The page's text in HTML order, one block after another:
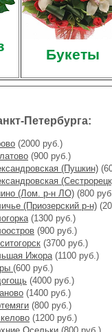
Букеты
Петербурга:
(2000 руб.)
(900 руб.)
(Пушкин)
(Лом. р-н ЛО) (800
(Приозерский р-н)
(1300 руб.)
(900 руб.)
(3700 руб.)
Ижора(1100 руб.)
(600 руб.)
(4000 руб.)
(1400 руб.)
(800 руб.)
(1200 руб.)